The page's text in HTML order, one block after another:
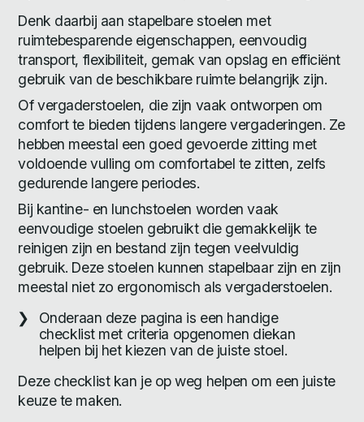
Denk daarbij aan stapelbare stoelen met
ruimtebesparende eigenschappen, eenvoudig
transport, flexibiliteit, gemak van opslag en efficiënt
gebruik van de beschikbare ruimte belangrijk zijn.
Of vergaderstoelen, die zijn vaak ontworpen om
comfort te bieden tijdens langere vergaderingen. Ze
hebben meestal een goed gevoerde zitting met
voldoende vulling om comfortabel te zitten, zelfs
gedurende langere periodes.
Bij kantine- en lunchstoelen worden vaak
eenvoudige stoelen gebruikt die gemakkelijk te
reinigen zijn en bestand zijn tegen veelvuldig
gebruik. Deze stoelen kunnen stapelbaar zijn en zijn
meestal niet zo ergonomisch als vergaderstoelen.
Onderaan deze pagina is een handige
checklist met criteria opgenomen diekan
helpen bij het kiezen van de juiste stoel.
Deze checklist kan je op weg helpen om een juiste
keuze te maken.